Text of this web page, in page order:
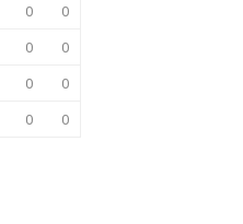
0
0
0
0
0
0
0 0